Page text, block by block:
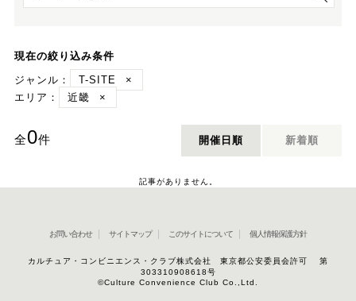
現在の絞り込み条件
ジャンル：
T-SITE
×
エリア：
近畿 ×
全0件 開催日順 新着順
記事がありません。
お問い合わせ サイトマップ このサイトについて 個人情報保護方針
カルチュア・コンビニエンス・クラブ株式会社 東京都公安委員会許可 第
303310908618号
©Culture Convenience Club Co.,Ltd.